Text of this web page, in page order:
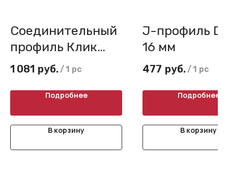
Соединительный
профиль Клик
БЕТЭКО
1 081 руб. /1 pc
Подробнее
В корзину
J-профиль
16 мм
477 руб. /1 pc
Подробнее
В корзину